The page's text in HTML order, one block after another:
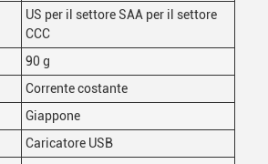
US per il settore SAA per il settore
CCC
90 g
Corrente costante
Giappone
Caricatore USB